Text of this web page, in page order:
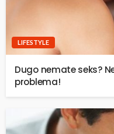
LIFESTYLE
Dugo nemate seks?
problema!